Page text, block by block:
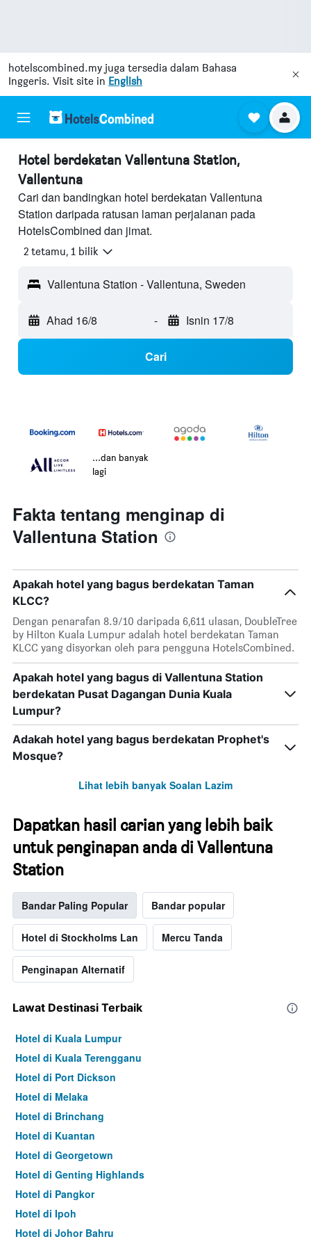
hotelscombined.my juga tersedia dalam Bahasa
Inggeris. Visit site in English
Hotel berdekatan Vallentuna Station,
Vallentuna
Cari dan bandingkan hotel berdekatan Vallentuna
Station daripada ratusan laman perjalanan pada
HotelsCombined dan jimat.
2 tetamu, 1 bilik
Vallentuna Station - Vallentuna, Sweden
Ahad 16/8 - Isnin 17/8
Cari
...dan banyak
lagi
Fakta tentang menginap di
Vallentuna Station
Apakah hotel yang bagus berdekatan Taman
KLCC?
Dengan penarafan 8.9/10 daripada 6,611 ulasan, DoubleTree
by Hilton Kuala Lumpur adalah hotel berdekatan Taman
KLCC yang disyorkan oleh para pengguna HotelsCombined.
Apakah hotel yang bagus di Vallentuna Station
berdekatan Pusat Dagangan Dunia Kuala
Lumpur?
Adakah hotel yang bagus berdekatan Prophet's
Mosque?
Lihat lebih banyak Soalan Lazim
Dapatkan hasil carian yang lebih baik
untuk penginapan anda di Vallentuna
Station
Bandar Paling Popular Bandar popular
Hotel di Stockholms Lan Mercu Tanda
Penginapan Alternatif
Lawat Destinasi Terbaik
Hotel di Kuala Lumpur
Hotel di Kuala Terengganu
Hotel di Port Dickson
Hotel di Melaka
Hotel di Brinchang
Hotel di Kuantan
Hotel di Georgetown
Hotel di Genting Highlands
Hotel di Pangkor
Hotel di Ipoh
Hotel di Johor Bahru